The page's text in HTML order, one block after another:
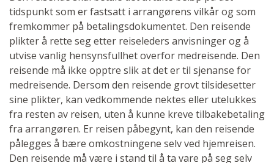
tidspunkt som er fastsatt i arrangørens vilkår og som
fremkommer på betalingsdokumentet. Den reisende
plikter å rette seg etter reiseleders anvisninger og å
utvise vanlig hensynsfullhet overfor medreisende. Den
reisende må ikke opptre slik at det er til sjenanse for
medreisende. Dersom den reisende grovt tilsidesetter
sine plikter, kan vedkommende nektes eller utelukkes
fra resten av reisen, uten å kunne kreve tilbakebetaling
fra arrangøren. Er reisen påbegynt, kan den reisende
pålegges å bære omkostningene selv ved hjemreisen.
Den reisende må være i stand til å ta vare på seg selv